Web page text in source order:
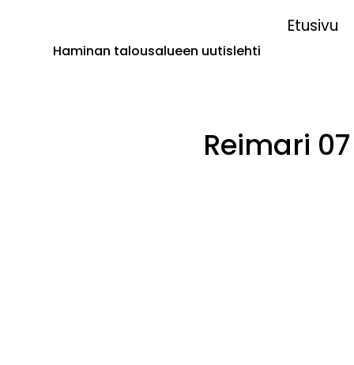
Haminan talousalueen uutislehti
Etusivu
Reimari